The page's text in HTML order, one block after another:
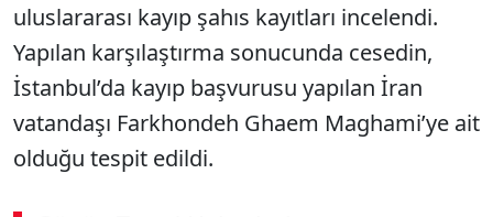
uluslararası kayıp şahıs kayıtları incelendi.
Yapılan karşılaştırma sonucunda cesedin,
İstanbul’da kayıp başvurusu yapılan İran
vatandaşı Farkhondeh Ghaem Maghami’ye ait
olduğu tespit edildi.